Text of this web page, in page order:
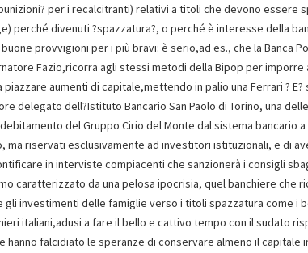
per i recalcitranti) relativi a titoli che devono essere
perché divenuti ?spazzatura?, o perché è interesse della
provvigioni per i più bravi: è serio,ad es., che la Banca
Fazio,ricorra agli stessi metodi della Bipop per
aumenti di capitale,mettendo in palio una Ferrari ? E?
delegato dell?Istituto Bancario San Paolo di Torino, una
del Gruppo Cirio del Monte dal sistema bancario
ma riservati esclusivamente ad investitori istituzionali, e di
in interviste compiacenti che sanzionerà i consigli
caratterizzato da una pelosa ipocrisia, quel banchiere che
investimenti delle famiglie verso i titoli spazzatura come i
italiani,adusi a fare il bello e cattivo tempo con il sudato
hanno falcidiato le speranze di conservare almeno il